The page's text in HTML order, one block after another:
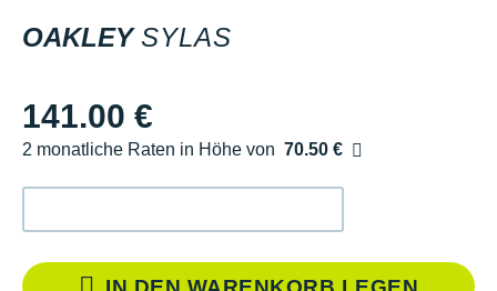
OAKLEY SYLAS
141.00 €
2 monatliche Raten in Höhe von 70.50 €
Ohne Zusatzkosten